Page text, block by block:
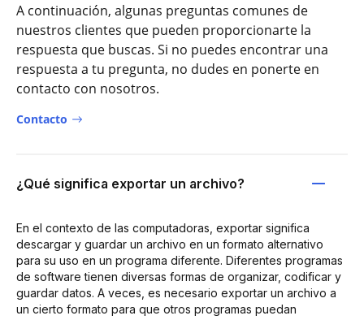
A continuación, algunas preguntas comunes de
nuestros clientes que pueden proporcionarte la
respuesta que buscas. Si no puedes encontrar una
respuesta a tu pregunta, no dudes en ponerte en
contacto con nosotros.
Contacto
¿Qué significa exportar un archivo?
En el contexto de las computadoras, exportar significa
descargar y guardar un archivo en un formato alternativo
para su uso en un programa diferente. Diferentes programas
de software tienen diversas formas de organizar, codificar y
guardar datos. A veces, es necesario exportar un archivo a
un cierto formato para que otros programas puedan